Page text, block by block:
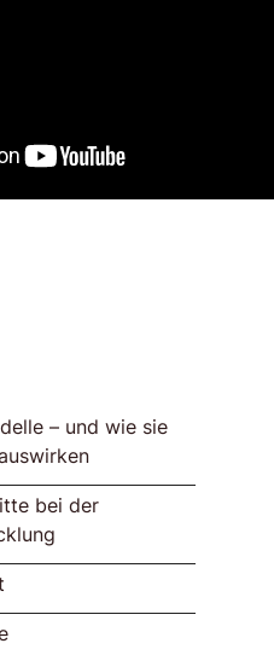
– und wie sie
Unternehmen
nach
bei der
Was ist
testen